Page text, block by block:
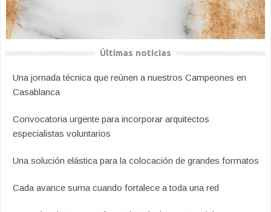
Últimas noticias
Una jornada técnica que reúnen a nuestros Campeones en
Casablanca
Convocatoria urgente para incorporar arquitectos
especialistas voluntarios
Una solución elástica para la colocación de grandes formatos
Cada avance suma cuando fortalece a toda una red